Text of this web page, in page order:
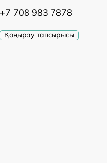
+7 708 983 7878
Қоңырау тапсырысы